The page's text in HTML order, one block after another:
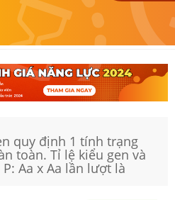
quy định 1 tính trạng
toàn. Tỉ lệ kiểu gen và
Aa x Aa lần lượt là